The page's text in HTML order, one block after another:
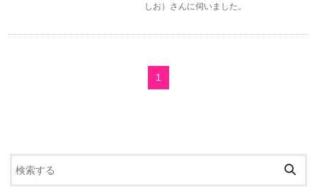
しお）さんに伺いました。
1